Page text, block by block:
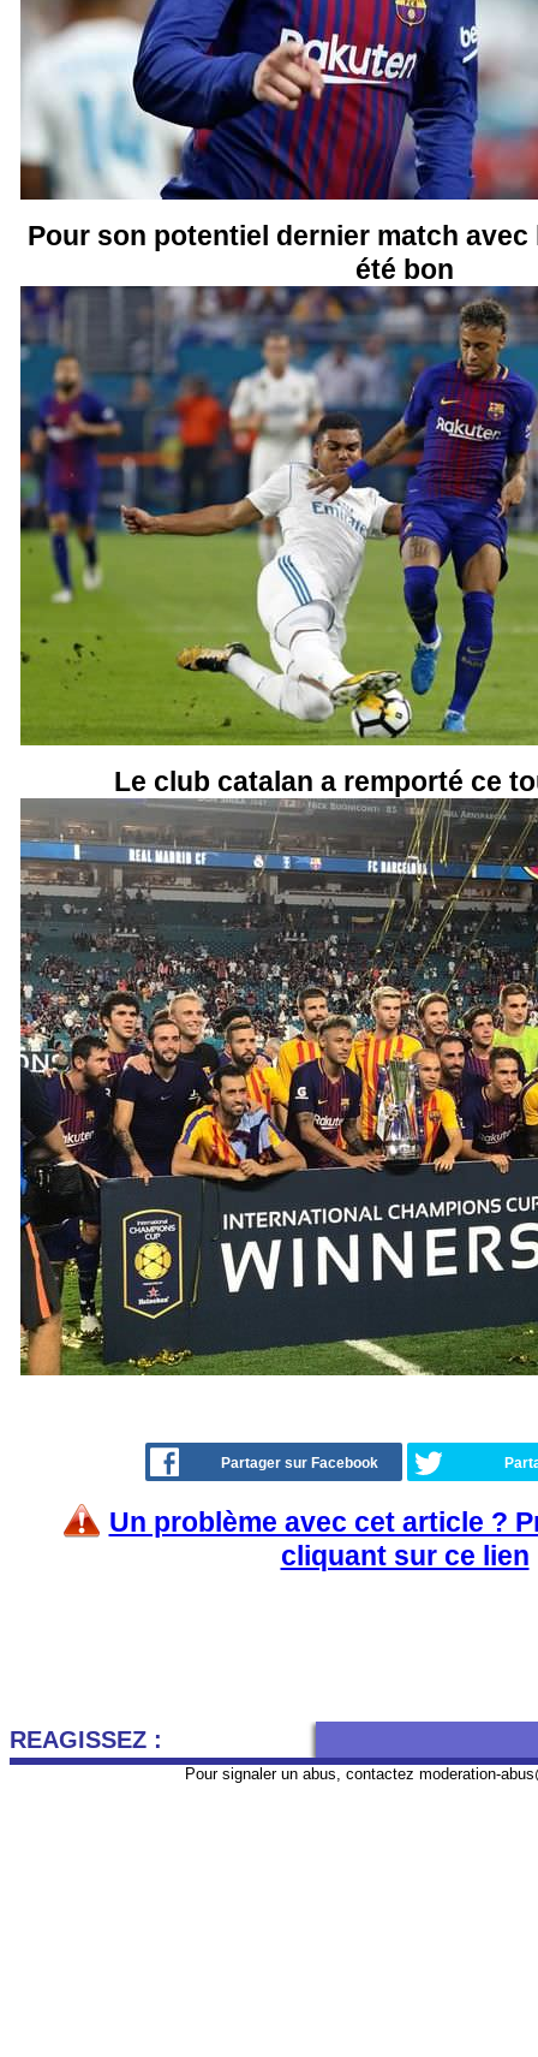
Pour son potentiel dernier match avec
été bon
Le club catalan a remporté ce
Partager sur Facebook
Un problème avec cet article ?
cliquant sur ce lien
REAGISSEZ :
Pour signaler un abus, contactez moderation-